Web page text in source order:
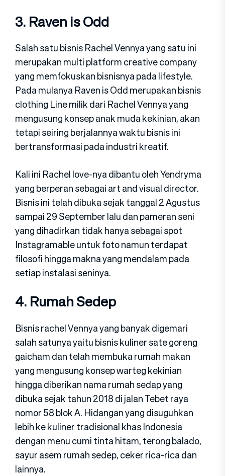
3. Raven is Odd
Salah satu bisnis Rachel Vennya yang satu ini
merupakan multi platform creative company
yang memfokuskan bisnisnya pada lifestyle.
Pada mulanya Raven is Odd merupakan bisnis
clothing Line milik dari Rachel Vennya yang
mengusung konsep anak muda kekinian, akan
tetapi seiring berjalannya waktu bisnis ini
bertransformasi pada industri kreatif.
Kali ini Rachel love-nya dibantu oleh Yendryma
yang berperan sebagai art and visual director.
Bisnis ini telah dibuka sejak tanggal 2 Agustus
sampai 29 September lalu dan pameran seni
yang dihadirkan tidak hanya sebagai spot
Instagramable untuk foto namun terdapat
filosofi hingga makna yang mendalam pada
setiap instalasi seninya.
4. Rumah Sedep
Bisnis rachel Vennya yang banyak digemari
salah satunya yaitu bisnis kuliner sate goreng
gaicham dan telah membuka rumah makan
yang mengusung konsep warteg kekinian
hingga diberikan nama rumah sedap yang
dibuka sejak tahun 2018 di jalan Tebet raya
nomor 58 blok A. Hidangan yang disuguhkan
lebih ke kuliner tradisional khas Indonesia
dengan menu cumi tinta hitam, terong balado,
sayur asem rumah sedep, ceker rica-rica dan
lainnya.